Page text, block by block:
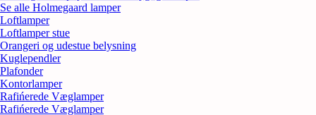
Se alle Holmegaard lamper
Loftlamper
Loftlamper stue
Orangeri og udestue belysning
Kuglependler
Plafonder
Kontorlamper
Rafińerede Væglamper
Rafińerede Væglamper